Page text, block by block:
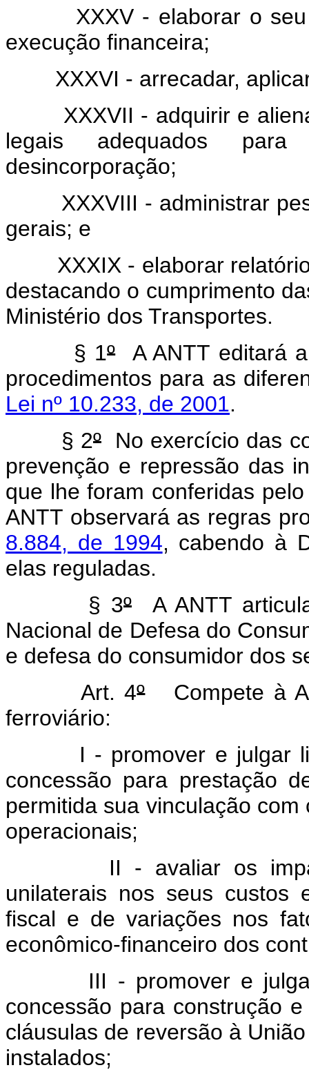
XXXV - elaborar o seu
execução financeira;
XXXVI - arrecadar, aplicar
XXXVII - adquirir e
legais adequados
desincorporação;
XXXVIII - administrar
gerais; e
XXXIX - elaborar relatório
destacando o cumprimento
Ministério dos Transportes.
§ 1ºA ANTT editará a
procedimentos para as
Lei nº 10.233, de 2001.
§ 2º No exercício das
prevenção e repressão das
que lhe foram conferidas
ANTT observará as regras
8.884, de 1994, cabendo à
elas reguladas.
§ 3º A ANTT
Nacional de Defesa do
e defesa do consumidor dos
Art. 4ºCompete à
ferroviário:
I - promover e julgar
concessão para prestação
permitida sua vinculação
operacionais;
II - avaliar os
unilaterais nos seus custos
fiscal e de variações nos
econômico-financeiro dos
III - promover e julgar
concessão para construção
cláusulas de reversão à
instalados;